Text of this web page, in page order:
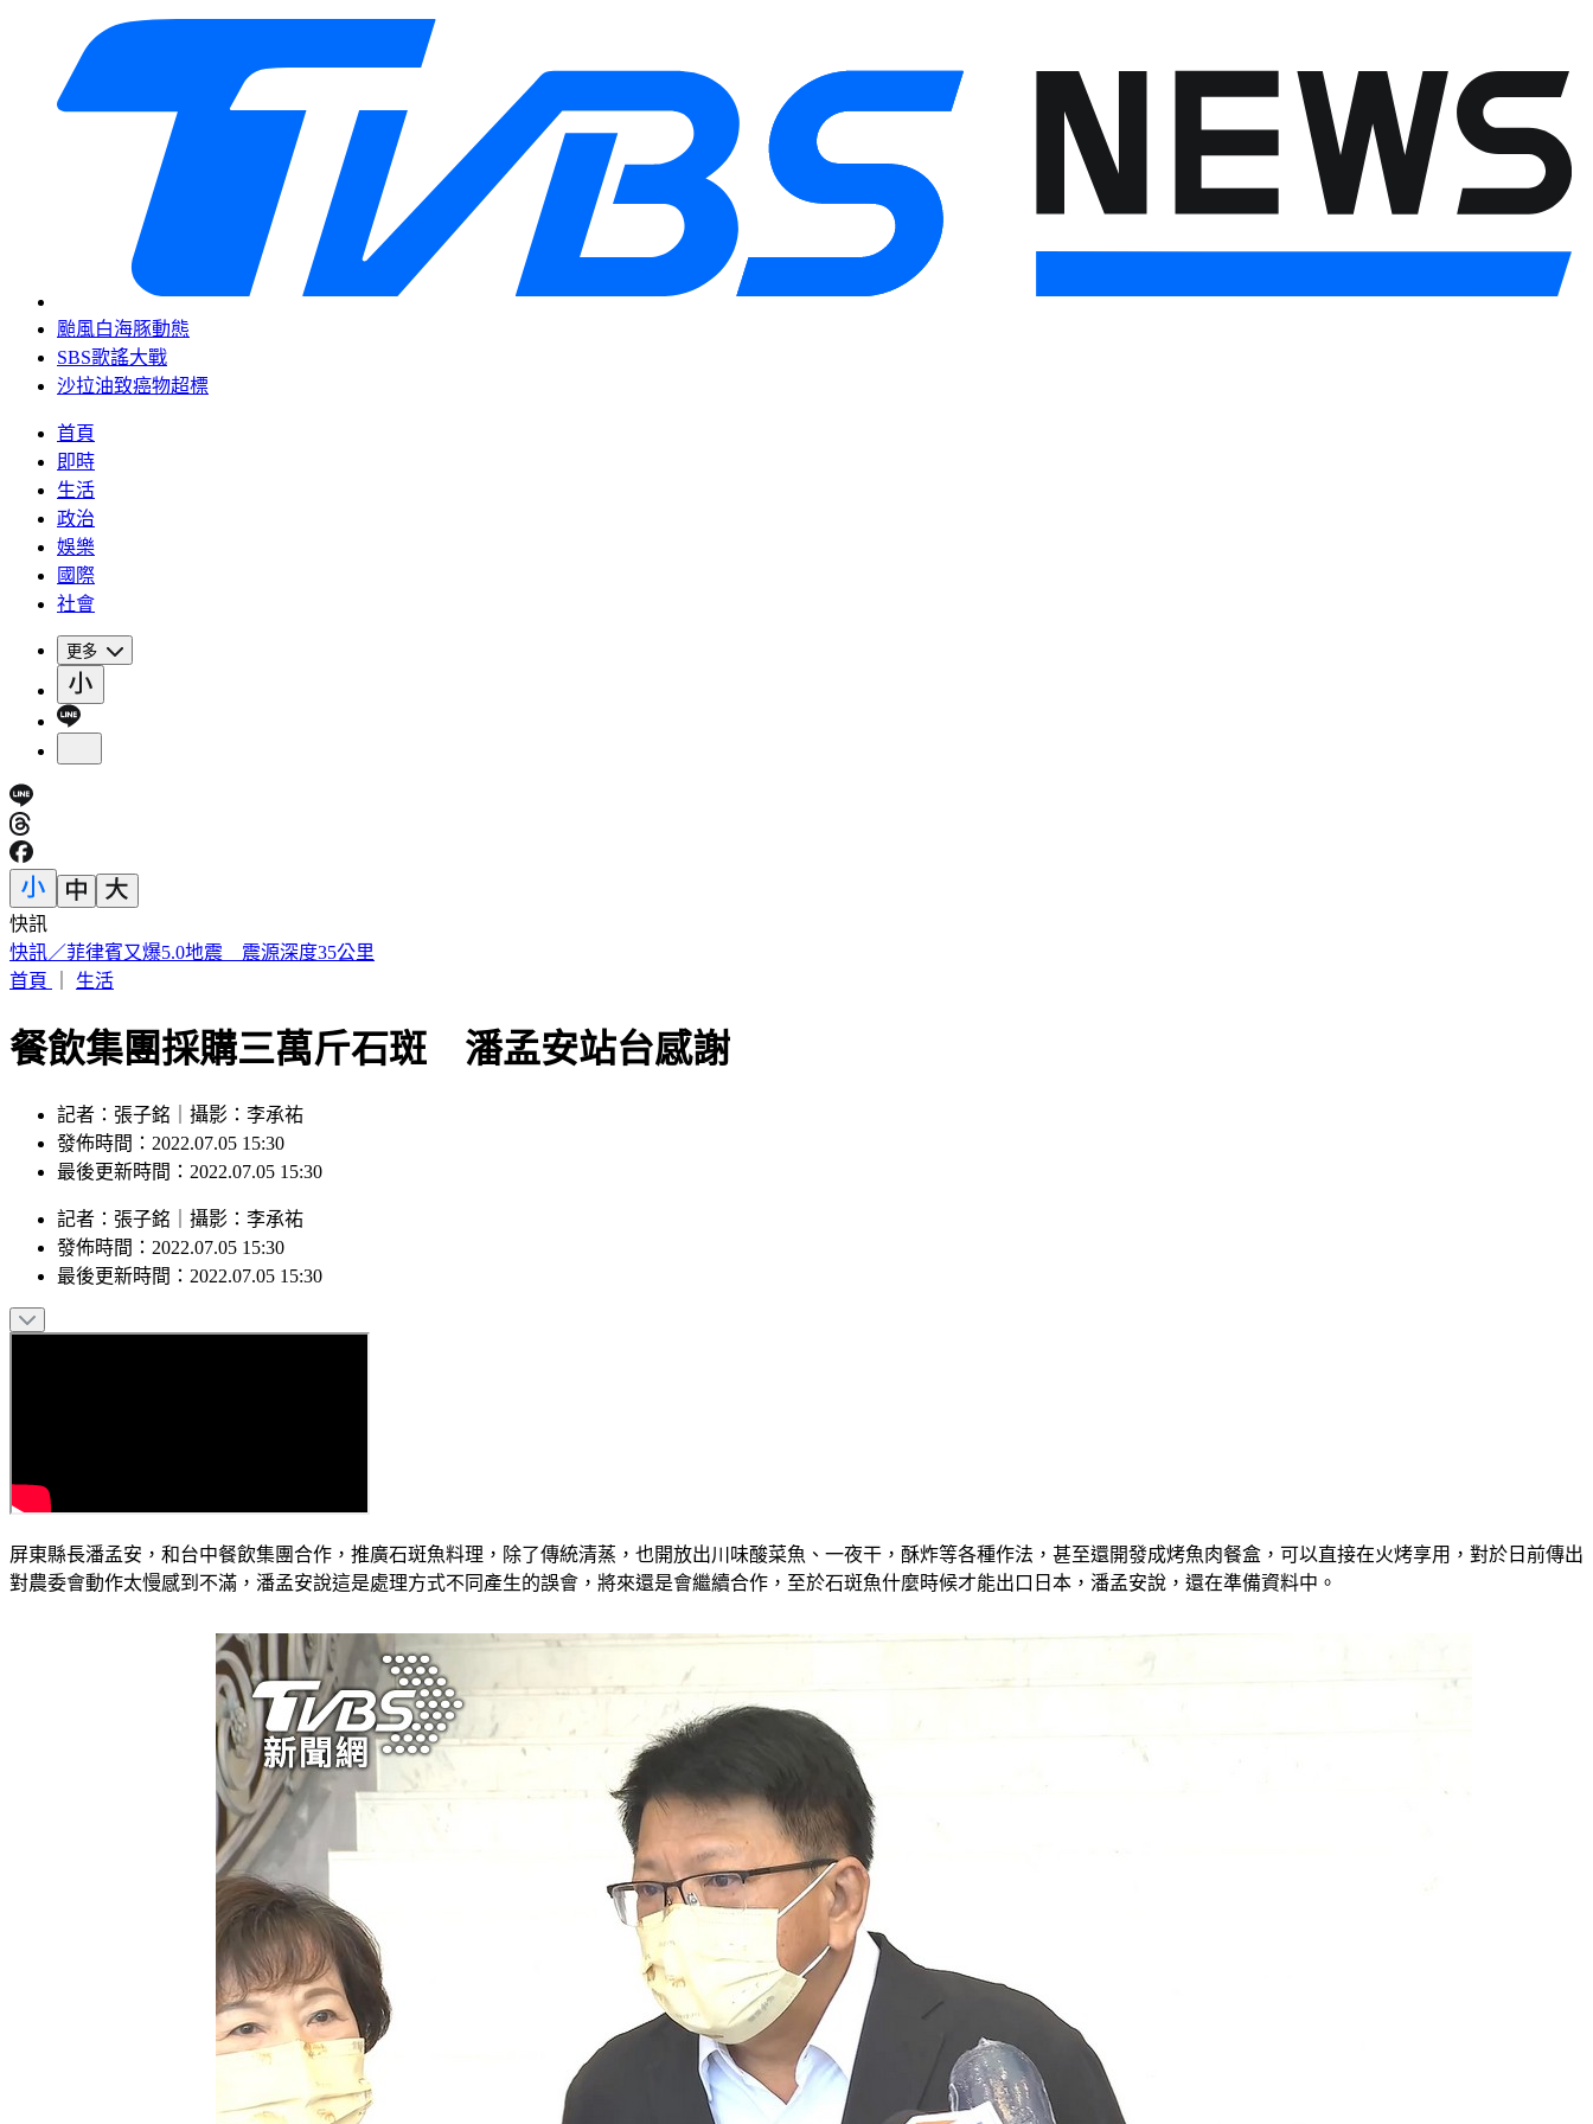
颱風白海豚動態
SBS歌謠大戰
沙拉油致癌物超標
首頁
即時
生活
政治
娛樂
國際
社會
更多
快訊
蔡英文再扛輔選母雞！坐鎮3縣市競總助攻 蘇巧慧親邀請
首頁
生活
餐飲集團採購三萬斤石斑 潘孟安站台感謝
記者：張子銘｜攝影：李承祐
發佈時間：2022.07.05 15:30
最後更新時間：2022.07.05 15:30
記者 ： 張子銘 攝影 ： 李承祐
發佈時間： 2022.07.05 15:30
最後更新時間： 2022.07.05 15:30
屏東縣長潘孟安，和台中餐飲集團合作，推廣石斑魚料理，除了傳統清蒸，也開放出川味酸菜魚、一夜干，酥炸等各種作法，甚至還開發成烤魚肉餐盒，可以直接在火烤享用，對於日前傳出
對農委會動作太慢感到不滿，潘孟安說這是處理方式不同產生的誤會，將來還是會繼續合作，至於石斑魚什麼時候才能出口日本，潘孟安說，還在準備資料中。